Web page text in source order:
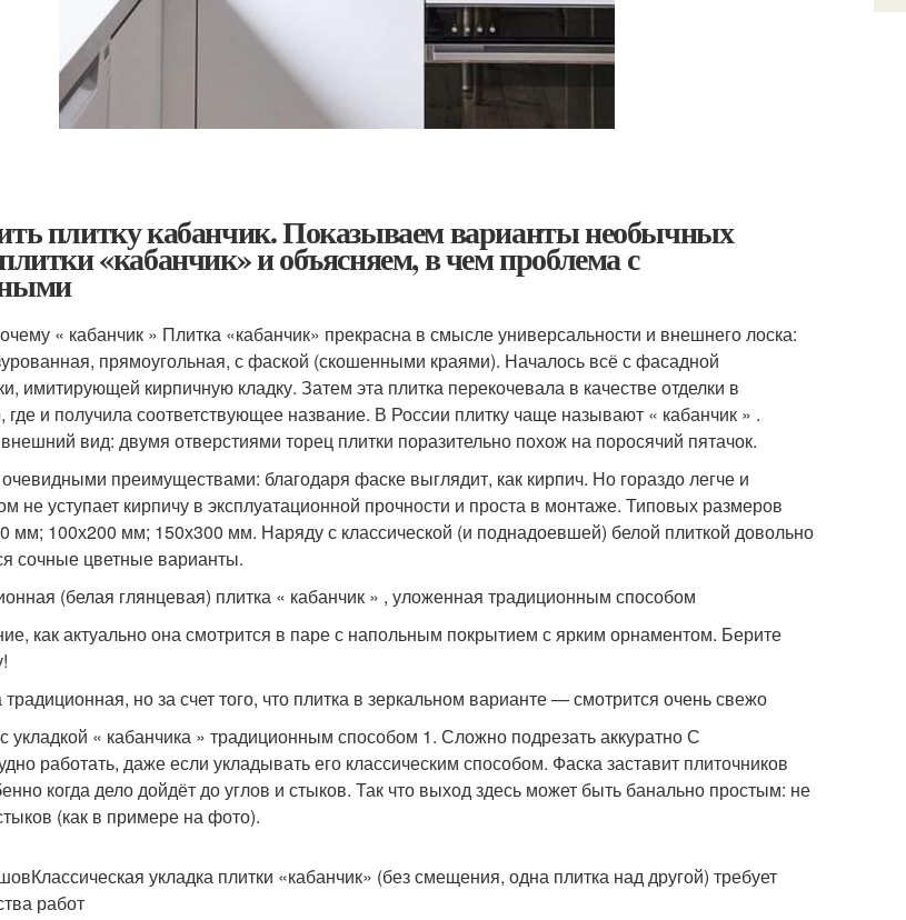
плитку кабанчик. Показываем варианты необычных
«кабанчик» и объясняем, в чем проблема с
« кабанчик » Плитка «кабанчик» прекрасна в смысле универсальности и внешнего лоска:
прямоугольная, с фаской (скошенными краями). Началось всё с фасадной
имитирующей кирпичную кладку. Затем эта плитка перекочевала в качестве отделки в
где и получила соответствующее название. В России плитку чаще называют « кабанчик » .
вид: двумя отверстиями торец плитки поразительно похож на поросячий пятачок.
преимуществами: благодаря фаске выглядит, как кирпич. Но гораздо легче и
не уступает кирпичу в эксплуатационной прочности и проста в монтаже. Типовых размеров
мм; 100х200 мм; 150х300 мм. Наряду с классической (и поднадоевшей) белой плиткой довольно
сочные цветные варианты.
(белая глянцевая) плитка « кабанчик » , уложенная традиционным способом
как актуально она смотрится в паре с напольным покрытием с ярким орнаментом. Берите
но за счет того, что плитка в зеркальном варианте — смотрится очень свежо
« кабанчика » традиционным способом 1. Сложно подрезать аккуратно С
работать, даже если укладывать его классическим способом. Фаска заставит плиточников
когда дело дойдёт до углов и стыков. Так что выход здесь может быть банально простым: не
(как в примере на фото).
укладка плитки «кабанчик» (без смещения, одна плитка над другой) требует
работ